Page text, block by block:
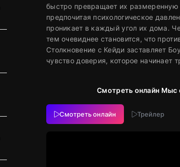
быстро превращает их
предпочитая психологическое
проникает в каждый угол их дома.
тем очевиднее становится, что
Столкновение с Кейди заставляет
чувство доверия, которое начинает
Смотреть онлайн Мыс
Смотреть онлайн Трейлер